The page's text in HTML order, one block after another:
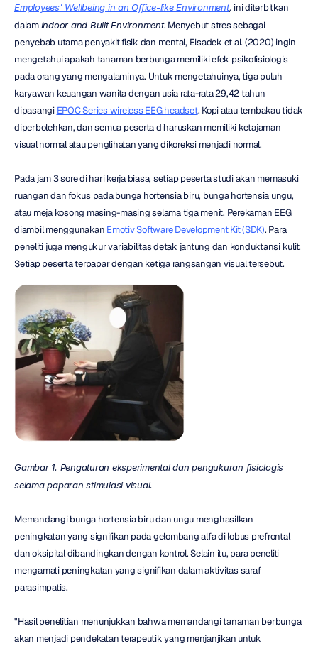
Employees' Wellbeing in an Office-like Environment, ini diterbitkan
dalam Indoor and Built Environment. Menyebut stres sebagai
penyebab utama penyakit fisik dan mental, Elsadek et al. (2020) ingin
mengetahui apakah tanaman berbunga memiliki efek psikofisiologis
pada orang yang mengalaminya. Untuk mengetahuinya, tiga puluh
karyawan keuangan wanita dengan usia rata-rata 29,42 tahun
dipasangi EPOC Series wireless EEG headset. Kopi atau tembakau tidak
diperbolehkan, dan semua peserta diharuskan memiliki ketajaman
visual normal atau penglihatan yang dikoreksi menjadi normal.
Pada jam 3 sore di hari kerja biasa, setiap peserta studi akan memasuki
ruangan dan fokus pada bunga hortensia biru, bunga hortensia ungu,
atau meja kosong masing-masing selama tiga menit. Perekaman EEG
diambil menggunakan Emotiv Software Development Kit (SDK). Para
peneliti juga mengukur variabilitas detak jantung dan konduktansi kulit.
Setiap peserta terpapar dengan ketiga rangsangan visual tersebut.
Gambar 1. Pengaturan eksperimental dan pengukuran fisiologis
selama paparan stimulasi visual.
Memandangi bunga hortensia biru dan ungu menghasilkan
peningkatan yang signifikan pada gelombang alfa di lobus prefrontal
dan oksipital dibandingkan dengan kontrol. Selain itu, para peneliti
mengamati peningkatan yang signifikan dalam aktivitas saraf
parasimpatis.
"Hasil penelitian menunjukkan bahwa memandangi tanaman berbunga
akan menjadi pendekatan terapeutik yang menjanjikan untuk